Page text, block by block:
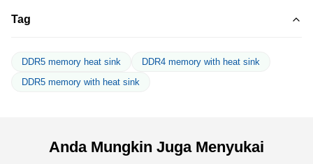
Tag
DDR5 memory heat sink
DDR4 memory with heat sink
DDR5 memory with heat sink
Anda Mungkin Juga Menyukai